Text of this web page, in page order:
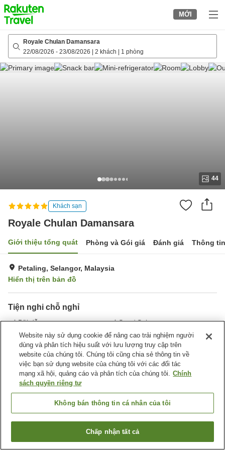
to
top
page
MỚI
Royale Chulan Damansara
22/08/2026 - 23/08/2026 2 khách 1 phòng
44
Khách sạn
Royale Chulan Damansara
Giới thiệu tổng quát Phòng và Gói giá Đánh giá Thông
Petaling, Selangor, Malaysia
Hiển thị trên bản đồ
Tiện nghi chỗ nghỉ
Bãi đỗ xe
Spa / Salon
Nhà hàng
Bar
Trang chủ Malaysia Selangor
Petaling
Royale Chulan Damansara
Tìm phòng trống
Website này sử dụng cookie để nâng cao trải nghiệm người
dùng và phân tích hiệu suất với lưu lượng truy cập trên
website của chúng tôi. Chúng tôi cũng chia sẻ thông tin về
việc bạn sử dụng website của chúng tôi với các đối tác
mạng xã hội, quảng cáo và phân tích của chúng tôi. Chính
sách quyền riêng tư
Không bán thông tin cá nhân của tôi
Chấp nhận tất cả